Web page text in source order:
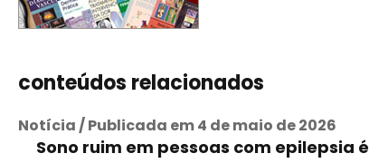
conteúdos relacionados
Notícia / Publicada em 4 de maio de 2026
Sono ruim em pessoas com epilepsia